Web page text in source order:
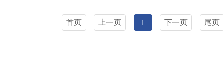
首页 上一页 1 下一页 尾页